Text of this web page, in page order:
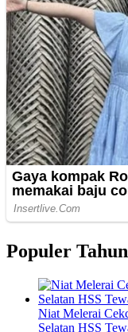
Populer
Niat Melerai
Selatan HSS